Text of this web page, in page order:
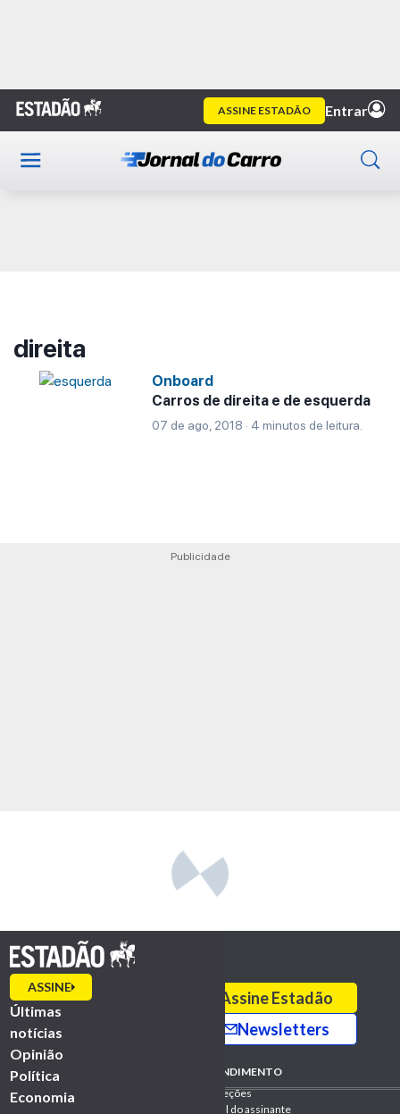
Home direita
Publicidade
direita
Onboard
Carros de direita e de esquerda
07 de ago, 2018 · 4 minutos de leitura.
Publicidade